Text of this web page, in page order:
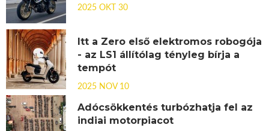
2025 OKT 30
Itt a Zero első elektromos robogója
- az LS1 állítólag tényleg bírja a
tempót
2025 NOV 10
Adócsökkentés turbózhatja fel az
indiai motorpiacot